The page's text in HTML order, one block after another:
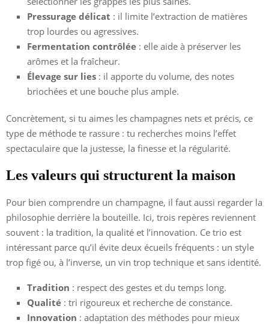
Pressurage délicat : il limite l’extraction de matières
trop lourdes ou agressives.
Fermentation contrôlée : elle aide à préserver les
arômes et la fraîcheur.
Élevage sur lies : il apporte du volume, des notes
briochées et une bouche plus ample.
Concrètement, si tu aimes les champagnes nets et précis, ce
type de méthode te rassure : tu recherches moins l’effet
spectaculaire que la justesse, la finesse et la régularité.
Les valeurs qui structurent la maison
Pour bien comprendre un champagne, il faut aussi regarder la
philosophie derrière la bouteille. Ici, trois repères reviennent
souvent : la tradition, la qualité et l’innovation. Ce trio est
intéressant parce qu’il évite deux écueils fréquents : un style
trop figé ou, à l’inverse, un vin trop technique et sans identité.
Tradition : respect des gestes et du temps long.
Qualité : tri rigoureux et recherche de constance.
Innovation : adaptation des méthodes pour mieux